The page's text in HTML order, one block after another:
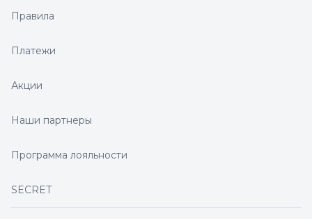
Правила
Платежи
Акции
Наши партнеры
Программа лояльности
SECRET